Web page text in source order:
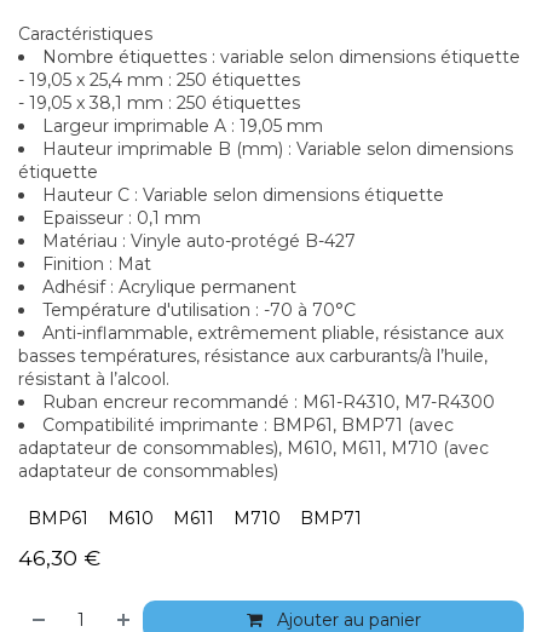
Caractéristiques
Nombre étiquettes : variable selon dimensions étiquette
- 19,05 x 25,4 mm : 250 étiquettes
- 19,05 x 38,1 mm : 250 étiquettes
Largeur imprimable A : 19,05 mm
Hauteur imprimable B (mm) : Variable selon dimensions
étiquette
Hauteur C : Variable selon dimensions étiquette
Epaisseur : 0,1 mm
Matériau : Vinyle auto-protégé B-427
Finition : Mat
Adhésif : Acrylique permanent
Température d'utilisation : -70 à 70°C
Anti-inflammable, extrêmement pliable, résistance aux
basses températures, résistance aux carburants/à l’huile,
résistant à l’alcool.
Ruban encreur recommandé : M61-R4310, M7-R4300
Compatibilité imprimante : BMP61, BMP71 (avec
adaptateur de consommables), M610, M611, M710 (avec
adaptateur de consommables)
BMP61 M610 M611 M710 BMP71
46,30 €
Ajouter au panier